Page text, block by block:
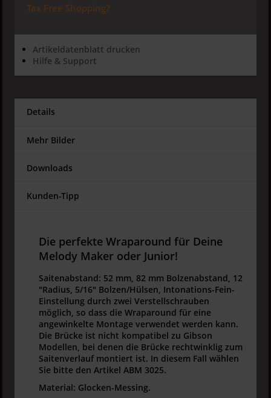
Tax Free Shopping?
Artikeldatenblatt drucken
Hilfe & Support
Details
Mehr Bilder
Downloads
Kunden-Tipp
Die perfekte Wraparound für Deine
Melody Maker oder Junior!
Saitenabstand: 52 mm, 82 mm Bolzenabstand, 12
"Radius, 5/16" Bolzen/Hülsen, Intonations-Fein-
Einstellung durch zwei Verstellschrauben
möglich, so dass die Wraparound für eine
angewinkelte Montage verwendet werden kann.
Die Brücke ist nicht kompatibel zu Gibson
Modellen, bei denen die Brücke rechtwinklig zum
Saitenverlauf montiert ist. In diesem Fall wählen
Sie bitte den Artikel ABM 3025.
Material: Glocken-Messing.